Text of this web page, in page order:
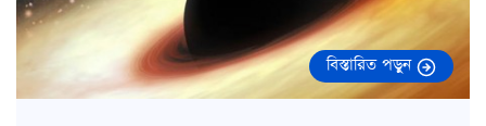
বিস্তারিত পড়ুন